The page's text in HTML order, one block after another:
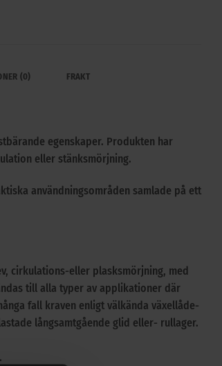
(0) FRAKT
egenskaper. Produkten har
eller stänksmörjning.
användningsområden samlade på ett
cirkulations-eller plasksmörjning, med
till alla typer av applikationer där
fall kraven enligt välkända växellåde-
långsamtgående glid eller- rullager.